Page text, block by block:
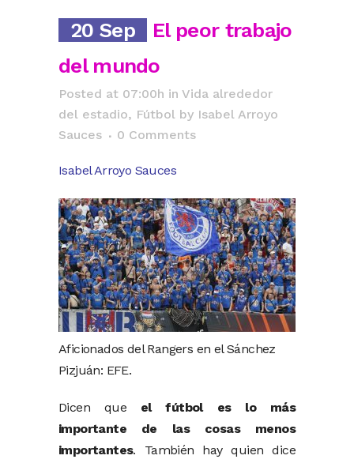
20 Sep
El peor trabajo
del mundo
Posted at 07:00h in Vida alrededor
del estadio, Fútbol by Isabel Arroyo
Sauces
0 Comments
Isabel Arroyo Sauces
Aficionados del Rangers en el Sánchez
Pizjuán: EFE.
Dicen que el fútbol es lo más
importante de las cosas menos
importantes. También hay quien dice